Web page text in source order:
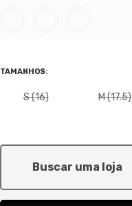
TAMANHOS:
S (16) M (17.5)
Buscar uma loja